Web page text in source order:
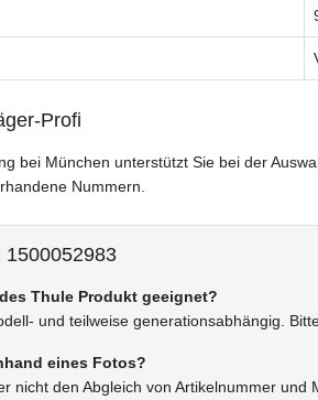
Profi
bei München unterstützt Sie bei der
Nummern.
1500052983
Thule Produkt geeignet?
und teilweise generationsabhängig.
eines Fotos?
nicht den Abgleich von Artikelnummer und